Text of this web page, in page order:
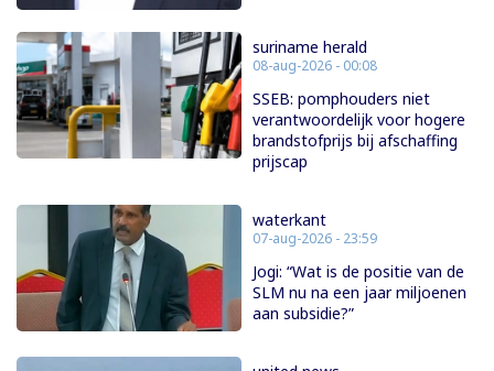
suriname herald
08-aug-2026 - 00:08
SSEB: pomphouders niet
verantwoordelijk voor hogere
brandstofprijs bij afschaffing
prijscap
waterkant
07-aug-2026 - 23:59
Jogi: “Wat is de positie van de
SLM nu na een jaar miljoenen
aan subsidie?”